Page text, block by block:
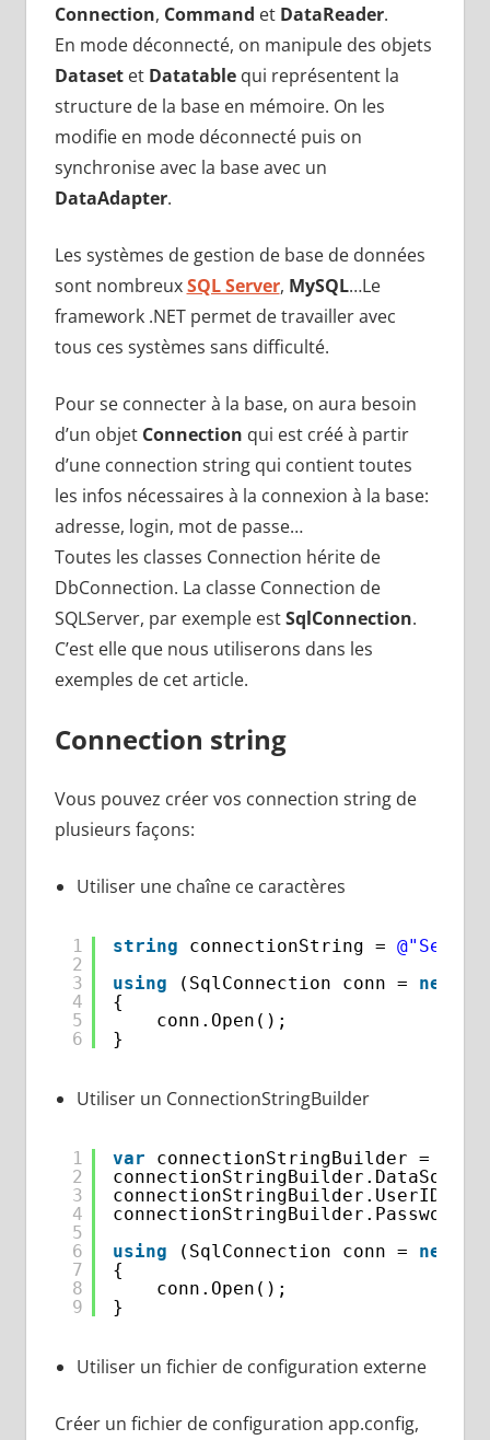
Connection, Command et DataReader.
En mode déconnecté, on manipule des objets
Dataset et Datatablequi représentent la
structure de la base en mémoire. On les
modifie en mode déconnecté puis on
synchronise avec la base avec un
DataAdapter.
Les systèmes de gestion de base de données
sont nombreuxSQL Server, MySQL…Le
framework .NET permet de travailler avec
tous ces systèmes sans difficulté.
Pour se connecter à la base, on aura besoin
d’un objet Connection qui est créé à partir
d’une connection string qui contient toutes
les infos nécessaires à la connexion à la base:
adresse, login, mot de passe…
Toutes les classes Connection hérite de
DbConnection. La classe Connection de
SQLServer, par exemple estSqlConnection.
C’est elle que nous utiliserons dans les
exemples de cet article.
Connection string
Vous pouvez créer vos connection string de
plusieurs façons:
Utiliser une chaîne ce caractères
1
2
3
4
5
6
string connectionString =
using
(SqlConnection conn = new
{
conn.Open();
}
Utiliser un ConnectionStringBuilder
1
2
3
4
5
6
7
8
9
var connectionStringBuilder =
connectionStringBuilder.UserID =
connectionStringBuilder.Password
using
(SqlConnection conn = new
{
conn.Open();
}
Utiliser un fichier de configuration externe
Créer un fichier de configuration app.config,